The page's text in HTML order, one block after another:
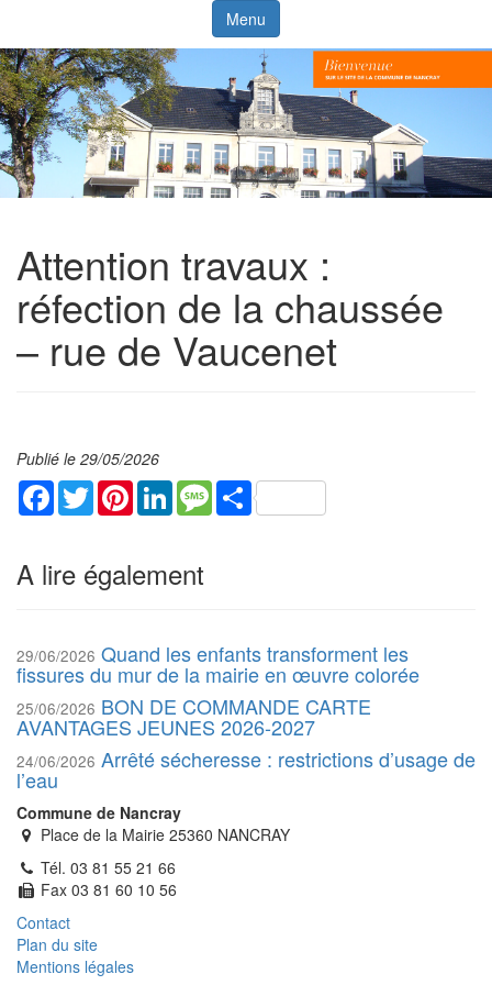
Menu
Attention travaux :
réfection de la chaussée
– rue de Vaucenet
Publié le 29/05/2026
Facebook
TwitterPinterestLinkedInMessageShare
A lire également
29/06/2026 Quand les enfants transforment les
fissures du mur de la mairie en œuvre colorée
25/06/2026 BON DE COMMANDE CARTE
AVANTAGES JEUNES 2026-2027
24/06/2026 Arrêté sécheresse : restrictions d’usage de
l’eau
Commune de Nancray
Place de la Mairie 25360 NANCRAY
Tél. 03 81 55 21 66
Fax 03 81 60 10 56
Contact
Plan du site
Mentions légales